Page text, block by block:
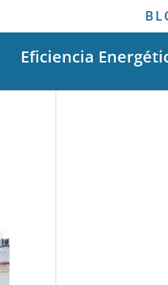
Eficiencia